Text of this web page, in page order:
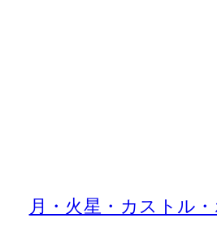
月・火星・カストル